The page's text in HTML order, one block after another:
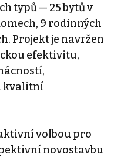
typů — 25 bytů v
9 rodinných
Projekt je navržen
efektivitu,
kvalitní
volbou pro
novostavbu